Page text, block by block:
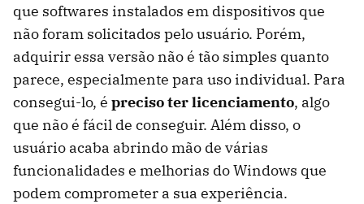
que softwares instalados em dispositivos que
não foram solicitados pelo usuário. Porém,
adquirir essa versão não é tão simples quanto
parece, especialmente para uso individual. Para
consegui-lo, é preciso ter licenciamento, algo
que não é fácil de conseguir. Além disso, o
usuário acaba abrindo mão de várias
funcionalidades e melhorias do Windows que
podem comprometer a sua experiência.